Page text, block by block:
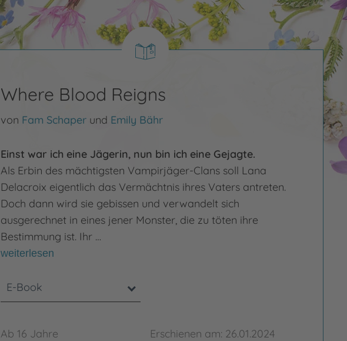
Where Blood Reigns
von Fam Schaperund Emily Bähr
Einst war ich eine Jägerin, nun bin ich eine Gejagte.
Als Erbin des mächtigsten Vampirjäger-Clans soll Lana
Delacroix eigentlich das Vermächtnis ihres Vaters antreten.
Doch dann wird sie gebissen und verwandelt sich
ausgerechnet in eines jener Monster, die zu töten ihre
Bestimmung ist. Ihr …
weiterlesen
E-Book
Ab 16 Jahre
Erschienen am: 26.01.2024